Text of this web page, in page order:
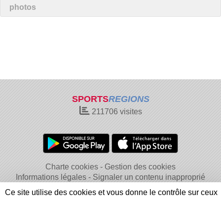
photos
SPORTSREGIONS
211706 visites
Charte cookies
Gestion des cookies
Informations légales
Signaler un contenu inapproprié
Ce site utilise des cookies et vous donne le contrôle sur ceux